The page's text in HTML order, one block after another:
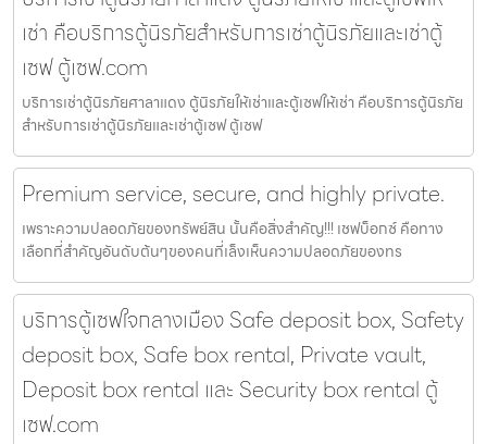
เช่า คือบริการตู้นิรภัยสำหรับการเช่าตู้นิรภัยและเช่าตู้
เซฟ ตู้เซฟ.com
บริการเช่าตู้นิรภัยศาลาแดง ตู้นิรภัยให้เช่าและตู้เซฟให้เช่า คือบริการตู้นิรภัย
สำหรับการเช่าตู้นิรภัยและเช่าตู้เซฟ ตู้เซฟ
Premium service, secure, and highly private.
เพราะความปลอดภัยของทรัพย์สิน นั้นคือสิ่งสำคัญ!!! เชฟบ็อกซ์ คือทาง
เลือกที่สำคัญอันดับต้นๆของคนที่เล็งเห็นความปลอดภัยของทร
บริการตู้เซฟใจกลางเมือง Safe deposit box, Safety
deposit box, Safe box rental, Private vault,
Deposit box rental และ Security box rental ตู้
เซฟ.com